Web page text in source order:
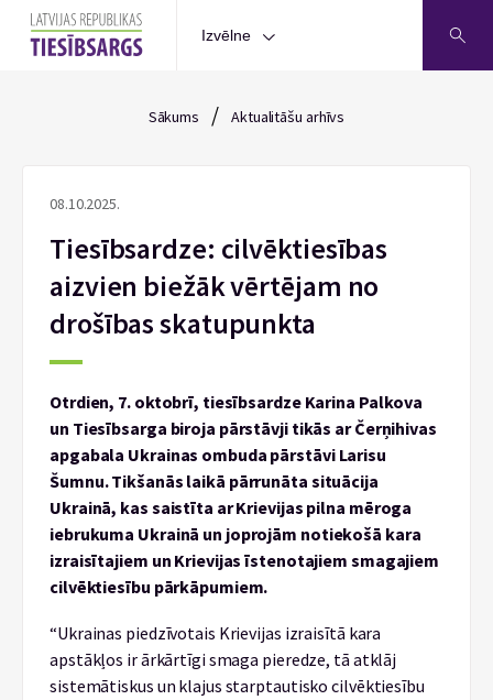
Izvēlne
Sākums / Aktualitāšu arhīvs
08.10.2025.
Tiesībsardze: cilvēktiesības
aizvien biežāk vērtējam no
drošības skatupunkta
Otrdien, 7. oktobrī, tiesībsardze Karina Palkova
un Tiesībsarga biroja pārstāvji tikās ar Čerņihivas
apgabala Ukrainas ombuda pārstāvi Larisu
Šumnu. Tikšanās laikā pārrunāta situācija
Ukrainā, kas saistīta ar Krievijas pilna mēroga
iebrukuma Ukrainā un joprojām notiekošā kara
izraisītajiem un Krievijas īstenotajiem smagajiem
cilvēktiesību pārkāpumiem.
“Ukrainas piedzīvotais Krievijas izraisītā kara
apstākļos ir ārkārtīgi smaga pieredze, tā atklāj
sistemātiskus un klajus starptautisko cilvēktiesību